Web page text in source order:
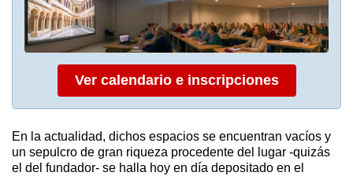
Ver calendario e inscripciones
En la actualidad, dichos espacios se encuentran vacíos y
un sepulcro de gran riqueza procedente del lugar -quizás
el del fundador- se halla hoy en día depositado en el